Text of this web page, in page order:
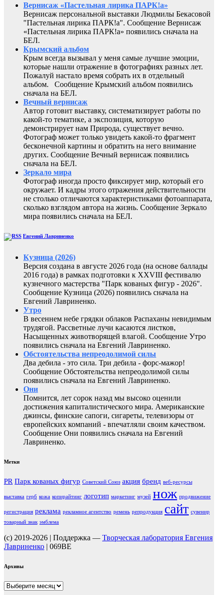
Вернисаж «Пастельная лирика ПАРК!а»
Вернисаж персональной выставки Людмилы Бекасовой
"Пастельная лирика ПАРК!а". Сообщение Вернисаж
«Пастельная лирика ПАРК!а» появились сначала на
БЕЛ.
Крымский альбом
Крым всегда вызывал у меня самые лучшие эмоции,
которые нашли отражение в фотографиях разных лет.
Пожалуй настало время собрать их в отдельный
альбом. Сообщение Крымский альбом появились
сначала на БЕЛ.
Вечный вернисаж
Автор готовит выставку, систематизирует работы по
какой-то тематике, а экспозиция, которую
демонстрирует нам Природа, существует вечно.
Фотограф может только увидеть какой-то фрагмент
бесконечной картины и обратить на него внимание
других. Сообщение Вечный вернисаж появились
сначала на БЕЛ.
Зеркало мира
Фотограф иногда просто фиксирует мир, который его
окружает. И кадры этого отражения действительности
не столько отличаются характеристиками фотоаппарата,
сколько взглядом автора на жизнь. Сообщение Зеркало
мира появились сначала на БЕЛ.
Евгений Лавриненко
Кузница (2026)
Версия создана в августе 2026 года (на основе баллады
2016 года) в рамках подготовки к XXVIII фестивалю
кузнечного мастерства "Парк кованых фигур - 2026".
Сообщение Кузница (2026) появились сначала на
Евгений Лавриненко.
Утро
В весеннем небе грядки облаков Распаханы невидимым
трудягой. Рассветные лучи касаются листков,
Насыщенных животворящей влагой. Сообщение Утро
появились сначала на Евгений Лавриненко.
Обстоятельства непреодолимой силы
Два дебила - это сила. Три дебила - форс-мажор!
Сообщение Обстоятельства непреодолимой силы
появились сначала на Евгений Лавриненко.
Они
Помнится, лет сорок назад мы высоко оценили
достижения капиталистического мира. Американские
джинсы, финские сапоги, сигареты, телевизоры от
европейских компаний - впечатляли своим качеством.
Сообщение Они появились сначала на Евгений
Лавриненко.
Метки
PR Парк кованых фигур Советский Союз акция бренд веб-ресурсы
выставка герб кожа копирайтинг логотип маркетинг музей нож продвижение
регистрация реклама рекламное агентство ремень репродукция сайт сувенир
товарный знак эмблема
(c) 2019-2026 | Поддержка — Творческая лаборатория Евгения
Лавриненко | 069BE
Архивы
Архивы